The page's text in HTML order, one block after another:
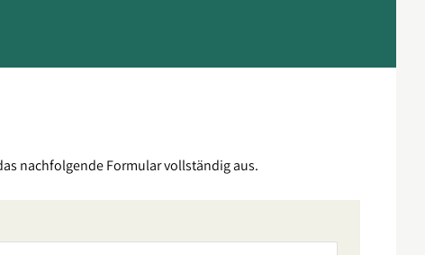
nachfolgende Formular vollständig aus.